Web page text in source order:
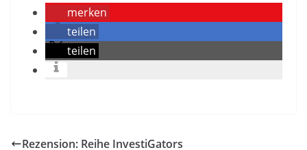
merken
teilen
teilen
Rezension: Reihe InvestiGators